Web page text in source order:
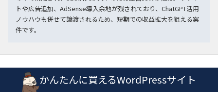
トや広告追加、AdSense導入余地が残されており、ChatGPT活用
ノウハウも併せて譲渡されるため、短期での収益拡大を狙える案
件です。
かんたんに買えるWordPressサイト